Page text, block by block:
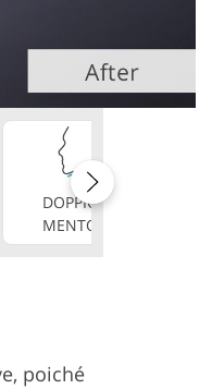
DOPPIO
MENTO
poiché